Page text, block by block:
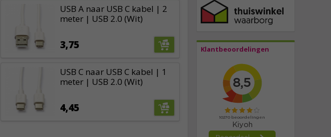
Klantbeoordelingen
USB A naar USB C kabel | 2
meter | USB 2.0 (Wit)
3,75
USB C naar USB C kabel | 1
meter | USB 2.0 (Wit)
4,45